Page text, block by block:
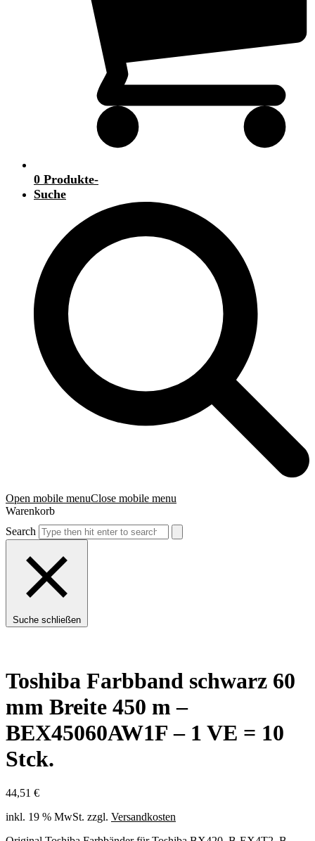
0 Produkte-
Suche
Open mobile menuClose mobile menu
Warenkorb
Search
Suche schließen
Toshiba Farbband schwarz 60
mm Breite 450 m –
BEX45060AW1F – 1 VE = 10
Stck.
44,51 €
inkl. 19 % MwSt. zzgl. Versandkosten